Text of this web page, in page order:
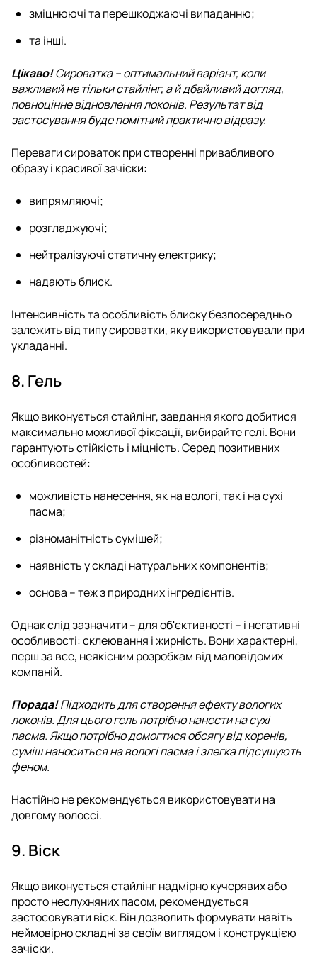
зміцнюючі та перешкоджаючі випаданню;
та інші.
Цікаво!Сироватка – оптимальний варіант, коли
важливий не тільки стайлінг, а й дбайливий догляд,
повноцінне відновлення локонів. Результат від
застосування буде помітний практично відразу.
Переваги сироваток при створенні привабливого
образу і красивої зачіски:
випрямляючі;
розгладжуючі;
нейтралізуючі статичну електрику;
надають блиск.
Інтенсивність та особливість блиску безпосередньо
залежить від типу сироватки, яку використовували при
укладанні.
8. Гель
Якщо виконується стайлінг, завдання якого добитися
максимально можливої фіксації, вибирайте гелі. Вони
гарантують стійкість і міцність. Серед позитивних
особливостей:
можливість нанесення, як на вологі, так і на сухі
пасма;
різноманітність сумішей;
наявність у складі натуральних компонентів;
основа – теж з природних інгредієнтів.
Однак слід зазначити – для об'єктивності – і негативні
особливості: склеювання і жирність. Вони характерні,
перш за все, неякісним розробкам від маловідомих
компаній.
Порада!Підходить для створення ефекту вологих
локонів. Для цього гель потрібно нанести на сухі
пасма. Якщо потрібно домогтися обсягу від коренів,
суміш наноситься на вологі пасма і злегка підсушують
феном.
Настійно не рекомендується використовувати на
довгому волоссі.
9. Віск
Якщо виконується стайлінг надмірно кучерявих або
просто неслухняних пасом, рекомендується
застосовувати віск. Він дозволить формувати навіть
неймовірно складні за своїм виглядом і конструкцією
зачіски.